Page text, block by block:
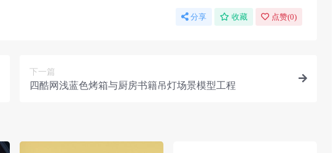
分享 收藏 点赞(0)
下一篇
四酷网浅蓝色烤箱与厨房书籍吊灯场景模型工程